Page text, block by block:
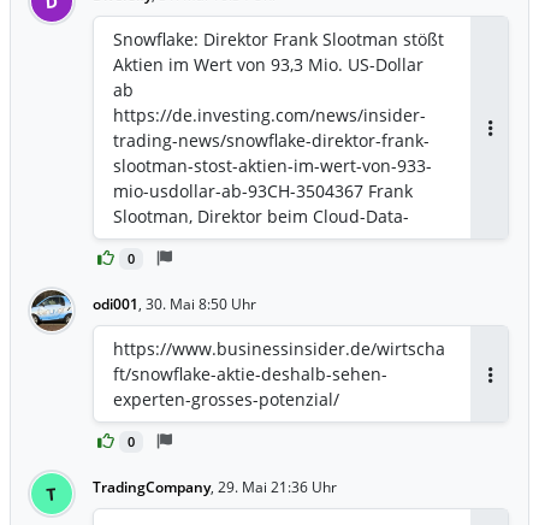
0
Snowflake: Direktor Frank Slootman stößt
Aktien im Wert von 93,3 Mio. US-Dollar
ab
https://de.investing.com/news/insider-
trading-news/snowflake-direktor-frank-
slootman-stost-aktien-im-wert-von-933-
mio-usdollar-ab-93CH-3504367 Frank
Slootman, Direktor beim Cloud-Data-
Warehouse-Anbieter Snowflake Inc.
(NYSE:SNOW), hat am 28. Mai 2026
einem Gesamtwert von rund 93,3 Mio.
US-Dollar verkauft. Die Verkäufe
erfolgten zu Preisen in einer Spanne von
230,174 bis 237,289 US-Dollar pro Aktie.
Die Aktie ist in der vergangenen Woche
um 48 % gestiegen und notiert aktuell
Unternehmen eine Marktkapitalisierung
odi001, 30. Mai 8:50 Uhr
0
https://www.businessinsider.de/wirtscha
ft/snowflake-aktie-deshalb-sehen-
experten-grosses-potenzial/
T TradingCompany, 29. Mai 21:36 Uhr